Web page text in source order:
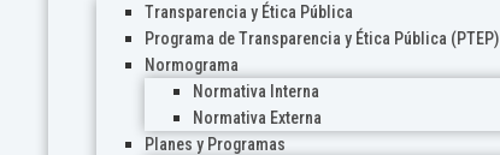
Transparencia y Ética Pública
Programa de Transparencia y Ética Pública (PTEP)
Normograma
Normativa Interna
Normativa Externa
Planes y Programas